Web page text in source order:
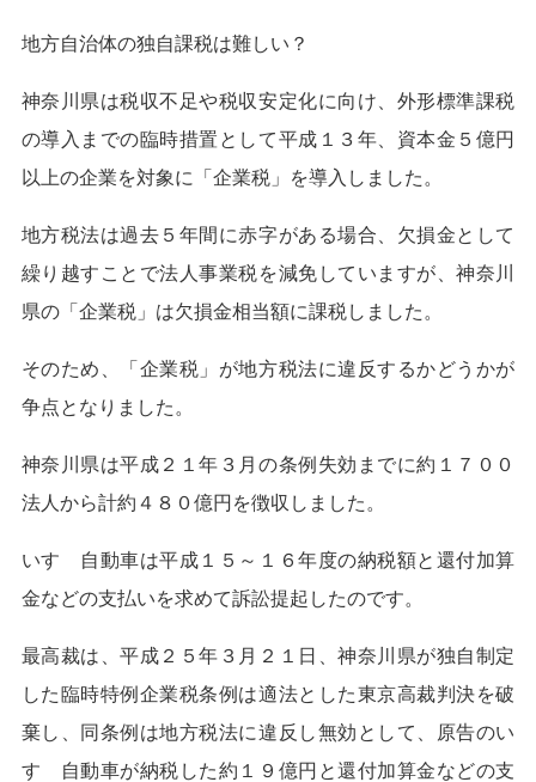
地方自治体の独自課税は難しい？
神奈川県は税収不足や税収安定化に向け、外形標準課税
の導入までの臨時措置として平成１３年、資本金５億円
以上の企業を対象に「企業税」を導入しました。
地方税法は過去５年間に赤字がある場合、欠損金として
繰り越すことで法人事業税を減免していますが、神奈川
県の「企業税」は欠損金相当額に課税しました。
そのため、「企業税」が地方税法に違反するかどうかが
争点となりました。
神奈川県は平成２１年３月の条例失効までに約１７００
法人から計約４８０億円を徴収しました。
いすゞ自動車は平成１５～１６年度の納税額と還付加算
金などの支払いを求めて訴訟提起したのです。
最高裁は、平成２５年３月２１日、神奈川県が独自制定
した臨時特例企業税条例は適法とした東京高裁判決を破
棄し、同条例は地方税法に違反し無効として、原告のい
すゞ自動車が納税した約１９億円と還付加算金などの支